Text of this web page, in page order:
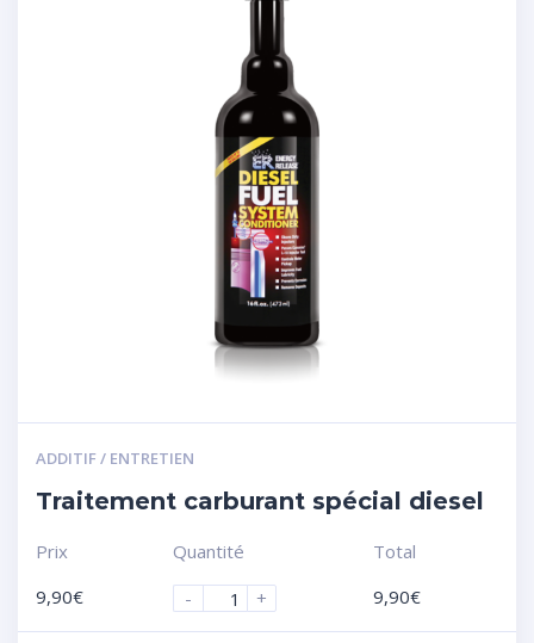
ADDITIF / ENTRETIEN
Traitement carburant spécial diesel
Prix
9,90€
Quantité
-
+
Total
9,90€